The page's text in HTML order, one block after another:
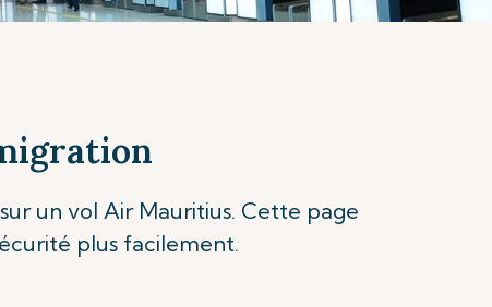
un vol Air Mauritius. Cette page
plus facilement.